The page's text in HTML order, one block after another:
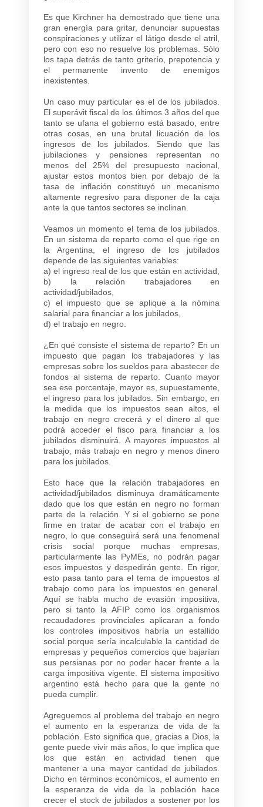
Es que Kirchner ha demostrado que tiene una
gran energía para gritar, denunciar supuestas
conspiraciones y utilizar el látigo desde el atril,
pero con eso no resuelve los problemas. Sólo
los tapa detrás de tanto griterío, prepotencia y
el permanente invento de enemigos
inexistentes.
Un caso muy particular es el de los jubilados.
El superávit fiscal de los últimos 3 años del que
tanto se ufana el gobierno está basado, entre
otras cosas, en una brutal licuación de los
ingresos de los jubilados. Siendo que las
jubilaciones y pensiones representan no
menos del 25% del presupuesto nacional,
ajustar estos montos bien por debajo de la
tasa de inflación constituyó un mecanismo
altamente regresivo para disponer de la caja
ante la que tantos sectores se inclinan.
Veamos un momento el tema de los jubilados.
En un sistema de reparto como el que rige en
la Argentina, el ingreso de los jubilados
depende de las siguientes variables:
a) el ingreso real de los que están en actividad,
b) la relación trabajadores en
actividad/jubilados,
c) el impuesto que se aplique a la nómina
salarial para financiar a los jubilados,
d) el trabajo en negro.
¿En qué consiste el sistema de reparto? En un
impuesto que pagan los trabajadores y las
empresas sobre los sueldos para abastecer de
fondos al sistema de reparto. Cuanto mayor
sea ese porcentaje, mayor es, supuestamente,
el ingreso para los jubilados. Sin embargo, en
la medida que los impuestos sean altos, el
trabajo en negro crecerá y el dinero al que
podrá acceder el fisco para financiar a los
jubilados disminuirá. A mayores impuestos al
trabajo, más trabajo en negro y menos dinero
para los jubilados.
Esto hace que la relación trabajadores en
actividad/jubilados disminuya dramáticamente
dado que los que están en negro no forman
parte de la relación. Y si el gobierno se pone
firme en tratar de acabar con el trabajo en
negro, lo que conseguirá será una fenomenal
crisis social porque muchas empresas,
particularmente las PyMEs, no podrán pagar
esos impuestos y despedirán gente. En rigor,
esto pasa tanto para el tema de impuestos al
trabajo como para los impuestos en general.
Aquí se habla mucho de evasión impositiva,
pero si tanto la AFIP como los organismos
recaudadores provinciales aplicaran a fondo
los controles impositivos habría un estallido
social porque sería incalculable la cantidad de
empresas y pequeños comercios que bajarían
sus persianas por no poder hacer frente a la
carga impositiva vigente. El sistema impositivo
argentino está hecho para que la gente no
pueda cumplir.
Agreguemos al problema del trabajo en negro
el aumento en la esperanza de vida de la
población. Esto significa que, gracias a Dios, la
gente puede vivir más años, lo que implica que
los que están en actividad tienen que
mantener a una mayor cantidad de jubilados.
Dicho en términos económicos, el aumento en
la esperanza de vida de la población hace
crecer el stock de jubilados a sostener por los